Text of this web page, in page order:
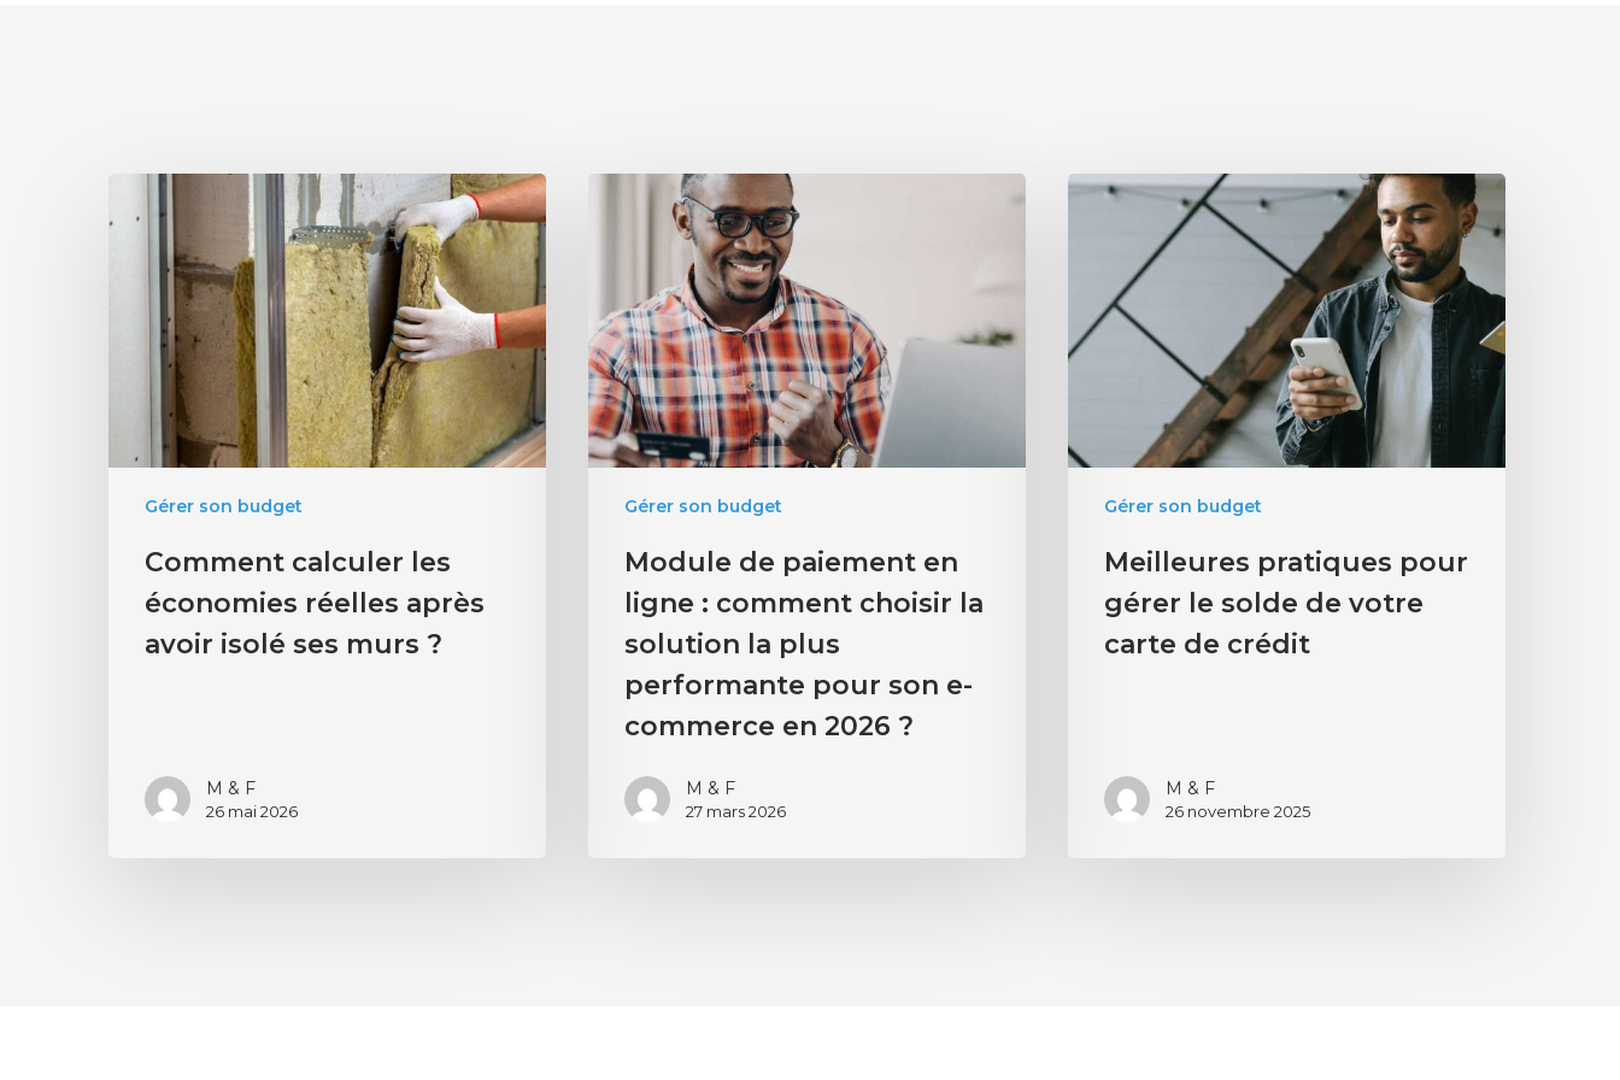
Gérer son budget
Comment calculer les
économies réelles après
avoir isolé ses murs ?
M & F
26 mai 2026
Gérer son budget
Module de paiement en
ligne : comment choisir la
solution la plus
performante pour son e-
commerce en 2026 ?
M & F
27 mars 2026
Gérer son budget
Meilleures pratiques pour
gérer le solde de votre
carte de crédit
M & F
26 novembre 2025